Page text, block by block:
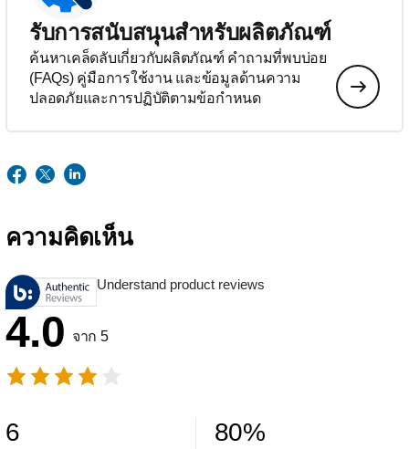
รับการสนับสนุนสำหรับผลิตภัณฑ์
ค้นหาเคล็ดลับเกี่ยวกับผลิตภัณฑ์ คำถามที่พบบ่อย
(FAQs) คู่มือการใช้งาน และข้อมูลด้านความ
ปลอดภัยและการปฏิบัติตามข้อกำหนด
ความคิดเห็น
Understand product reviews
4.0 จาก 5
6 80%